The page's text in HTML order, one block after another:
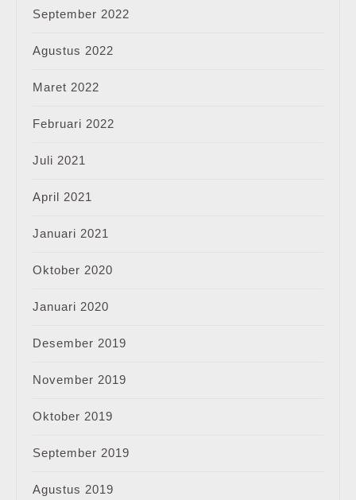
September 2022
Agustus 2022
Maret 2022
Februari 2022
Juli 2021
April 2021
Januari 2021
Oktober 2020
Januari 2020
Desember 2019
November 2019
Oktober 2019
September 2019
Agustus 2019